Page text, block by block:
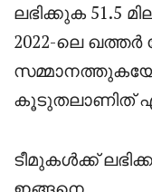
ലഭിക്കുക 51.5
2022-ലെ ഖത്തർ
കൂടുതലാണിത്
ടീമുകൾക്ക്